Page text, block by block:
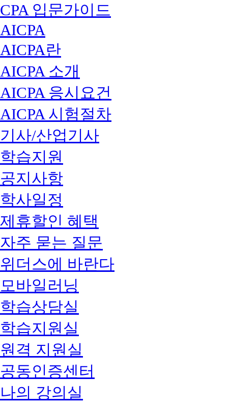
CPA 입문가이드
AICPA
AICPA란
AICPA 소개
AICPA 응시요건
AICPA 시험절차
기사/산업기사
학습지원
공지사항
학사일정
제휴할인 혜택
자주 묻는 질문
위더스에 바란다
모바일러닝
학습상담실
학습지원실
원격 지원실
공동인증센터
나의 강의실